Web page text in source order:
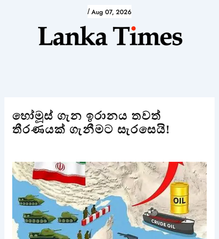
/ Aug 07, 2026
හෝමූස් ගැන ඉරානය තවත්
තීරණයක් ගැනීමට සැරසෙයි!